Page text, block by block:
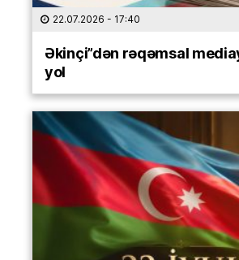
22.07.2026 - 17:40
Əkinçi”dən rəqəmsal
yol